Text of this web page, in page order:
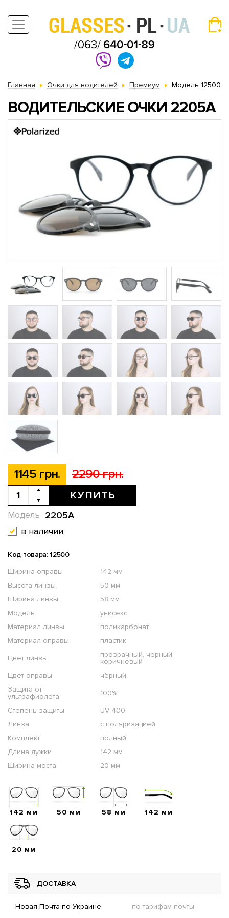
Главная Очки для водителей Премиум Модель 12500
ВОДИТЕЛЬСКИЕ ОЧКИ 2205А
1145 грн. 2290 грн.
КУПИТЬ
2205А
Модель
в наличии
Код товара: 12500
Ширина оправы
142 мм
Высота линзы
50 мм
Ширина линзы
58 мм
Модель
унисекс
Материал линзы
поликарбонат
Материал оправы
пластик
Цвет линзы
прозрачный, черный,
коричневый
Цвет оправы
чёрный
Защита от
ультрафиолета
100%
Степень защиты
UV 400
Линза
с поляризацией
Комплект
полный
Длина дужки
142 мм
Ширина моста
20 мм
142 мм 50 мм 58 мм 142 мм
20 мм
ДОСТАВКА
Новая Почта по Украине по тарифам почты